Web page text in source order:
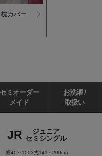
枕カバー
セミオーダー
メイド
お洗濯 /
取扱い
JR
ジュニア
セミシングル
幅40～100×丈141～200cm